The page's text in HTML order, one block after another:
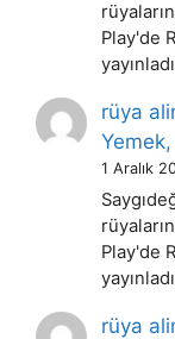
Play'de
rüya
1 Aralık
Play'de
rüya